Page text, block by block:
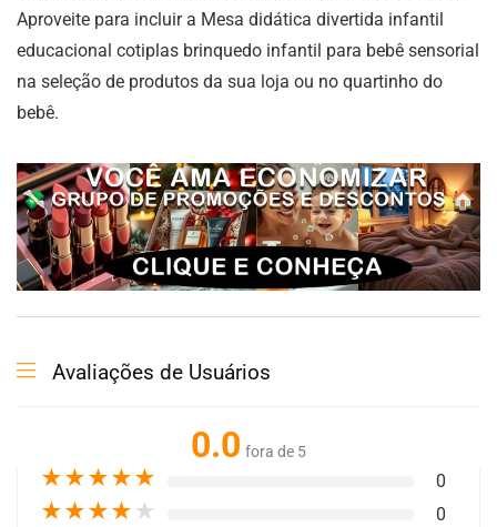
Aproveite para incluir a Mesa didática divertida infantil
educacional cotiplas brinquedo infantil para bebê sensorial
na seleção de produtos da sua loja ou no quartinho do
bebê.
Avaliações de Usuários
0.0 fora de 5
★★★★★ 0
★★★★ ★ 0